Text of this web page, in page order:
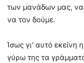
των μανάδων μας, να
να τον δούμε.
Ίσως γι’ αυτό
γύρω της τα